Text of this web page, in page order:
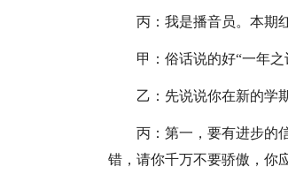
丙：我是播音员。本期
甲：俗话说的好“一年
乙：先说说你在新的学
丙：第一，要有进步的
错，请你千万不要骄傲，你